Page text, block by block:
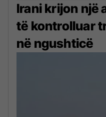
Irani krijon një
të kontrolluar
në ngushticë